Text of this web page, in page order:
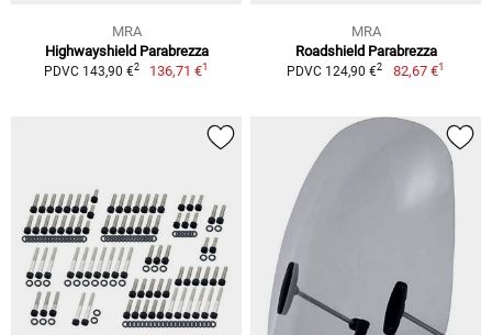
MRA
Highwayshield Parabrezza
PDVC 143,90 €2 136,71 €1
MRA
Roadshield Parabrezza
PDVC 124,90 €2 82,67 €1